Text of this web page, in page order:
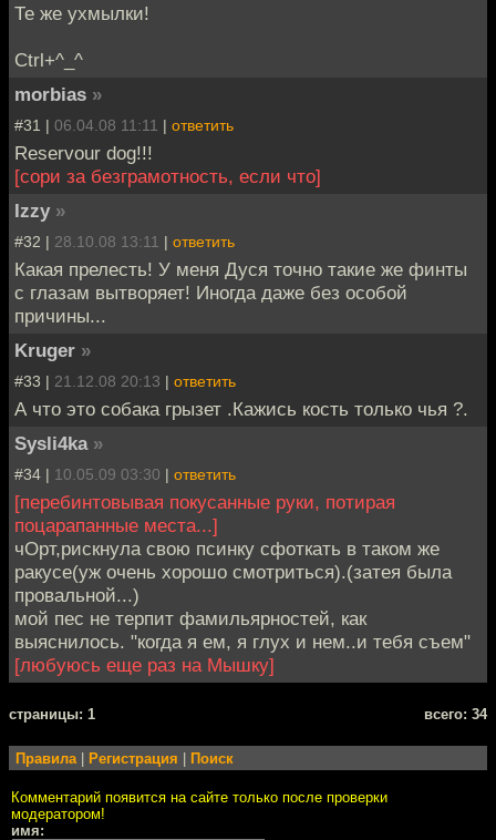
Те же ухмылки!
Ctrl+^_^
morbias »
#31 | 06.04.08 11:11 | ответить
Reservour dog!!!
[сори за безграмотность, если что]
Izzy »
#32 | 28.10.08 13:11 | ответить
Какая прелесть! У меня Дуся точно такие же финты
с глазам вытворяет! Иногда даже без особой
причины...
Kruger »
#33 | 21.12.08 20:13 | ответить
А что это собака грызет .Кажись кость только чья ?.
Sysli4ka »
#34 | 10.05.09 03:30 | ответить
[перебинтовывая покусанные руки, потирая
поцарапанные места...]
чОрт,рискнула свою псинку сфоткать в таком же
ракусе(уж очень хорошо смотриться).(затея была
провальной...)
мой пес не терпит фамильярностей, как
выяснилось. "когда я ем, я глух и нем..и тебя съем"
[любуюсь еще раз на Мышку]
cтраницы: 1 всего: 34
Правила Регистрация Поиск
Комментарий появится на сайте только после проверки
модератором!
имя: